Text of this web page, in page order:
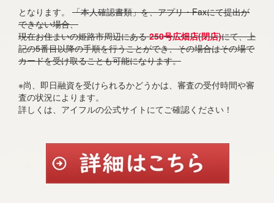
となります。 「本人確認書類」を、アプリ・Faxにて提出が
できない場合、
現在お住まいの姫路市周辺にある250号広畑店(閉店)にて、上
記の5番目以降の手順を行うことができ、その場合はその場で
カードを受け取ることも可能になります。
※尚、即日融資を受けられるかどうかは、審査の受付時間や審
査の状況によります。
詳しくは、アイフルの公式サイトにてご確認ください！